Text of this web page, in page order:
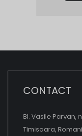
CONTACT
Bl. Vasile Parvan,
Timisoara,